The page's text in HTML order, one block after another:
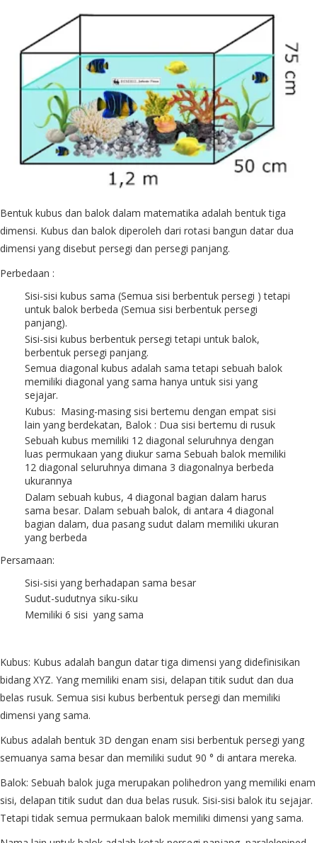
Bentuk kubus dan balok dalam matematika adalah bentuk tiga
dimensi. Kubus dan balok diperoleh dari rotasi bangun datar dua
dimensi yang disebut persegi dan persegi panjang.
Perbedaan :
Sisi-sisi kubus sama (Semua sisi berbentuk persegi ) tetapi
untuk balok berbeda (Semua sisi berbentuk persegi
panjang).
Sisi-sisi kubus berbentuk persegi tetapi untuk balok,
berbentuk persegi panjang.
Semua diagonal kubus adalah sama tetapi sebuah balok
memiliki diagonal yang sama hanya untuk sisi yang
sejajar.
Kubus: Masing-masing sisi bertemu dengan empat sisi
lain yang berdekatan, Balok : Dua sisi bertemu di rusuk
Sebuah kubus memiliki 12 diagonal seluruhnya dengan
luas permukaan yang diukur sama Sebuah balok memiliki
12 diagonal seluruhnya dimana 3 diagonalnya berbeda
ukurannya
Dalam sebuah kubus, 4 diagonal bagian dalam harus
sama besar. Dalam sebuah balok, di antara 4 diagonal
bagian dalam, dua pasang sudut dalam memiliki ukuran
yang berbeda
Persamaan:
Sisi-sisi yang berhadapan sama besar
Sudut-sudutnya siku-siku
Memiliki 6 sisi yang sama
Kubus: Kubus adalah bangun datar tiga dimensi yang didefinisikan
bidang XYZ. Yang memiliki enam sisi, delapan titik sudut dan dua
belas rusuk. Semua sisi kubus berbentuk persegi dan memiliki
dimensi yang sama.
Kubus adalah bentuk 3D dengan enam sisi berbentuk persegi yang
semuanya sama besar dan memiliki sudut 90 ° di antara mereka.
Balok: Sebuah balok juga merupakan polihedron yang memiliki enam
sisi, delapan titik sudut dan dua belas rusuk. Sisi-sisi balok itu sejajar.
Tetapi tidak semua permukaan balok memiliki dimensi yang sama.